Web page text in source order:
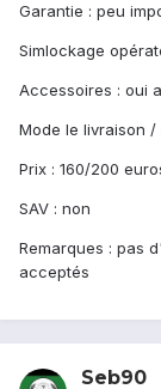
Garantie : peu
Simlockage
Accessoires : oui
Mode le livraison /
Prix : 160/200
SAV : non
Remarques : pas
acceptés
Seb90